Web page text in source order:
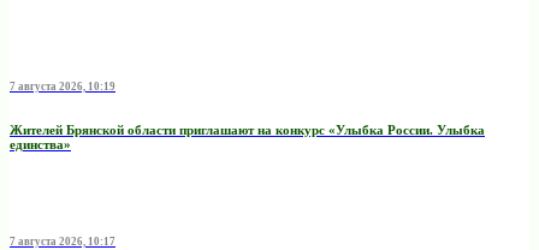
7 августа 2026, 10:19
Жителей Брянской области приглашают на конкурс «Улыбка России. Улыбка
единства»
7 августа 2026, 10:17